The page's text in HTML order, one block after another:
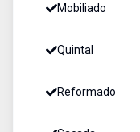
Mobiliado
Quintal
Reformado